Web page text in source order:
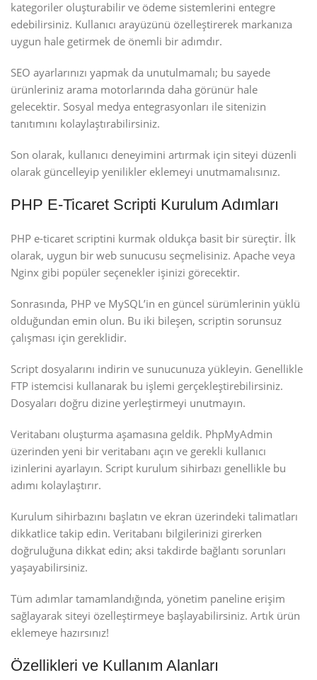
kategoriler oluşturabilir ve ödeme sistemlerini entegre
edebilirsiniz. Kullanıcı arayüzünü özelleştirerek markanıza
uygun hale getirmek de önemli bir adımdır.
SEO ayarlarınızı yapmak da unutulmamalı; bu sayede
ürünleriniz arama motorlarında daha görünür hale
gelecektir. Sosyal medya entegrasyonları ile sitenizin
tanıtımını kolaylaştırabilirsiniz.
Son olarak, kullanıcı deneyimini artırmak için siteyi düzenli
olarak güncelleyip yenilikler eklemeyi unutmamalısınız.
PHP E-Ticaret Scripti Kurulum Adımları
PHP e-ticaret scriptini kurmak oldukça basit bir süreçtir. İlk
olarak, uygun bir web sunucusu seçmelisiniz. Apache veya
Nginx gibi popüler seçenekler işinizi görecektir.
Sonrasında, PHP ve MySQL’in en güncel sürümlerinin yüklü
olduğundan emin olun. Bu iki bileşen, scriptin sorunsuz
çalışması için gereklidir.
Script dosyalarını indirin ve sunucunuza yükleyin. Genellikle
FTP istemcisi kullanarak bu işlemi gerçekleştirebilirsiniz.
Dosyaları doğru dizine yerleştirmeyi unutmayın.
Veritabanı oluşturma aşamasına geldik. PhpMyAdmin
üzerinden yeni bir veritabanı açın ve gerekli kullanıcı
izinlerini ayarlayın. Script kurulum sihirbazı genellikle bu
adımı kolaylaştırır.
Kurulum sihirbazını başlatın ve ekran üzerindeki talimatları
dikkatlice takip edin. Veritabanı bilgilerinizi girerken
doğruluğuna dikkat edin; aksi takdirde bağlantı sorunları
yaşayabilirsiniz.
Tüm adımlar tamamlandığında, yönetim paneline erişim
sağlayarak siteyi özelleştirmeye başlayabilirsiniz. Artık ürün
eklemeye hazırsınız!
Özellikleri ve Kullanım Alanları